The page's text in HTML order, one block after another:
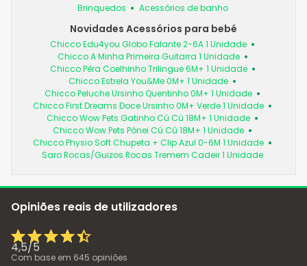
Brinquedos Acessórios de banho
Novidades Acessórios para bebé
Chicco Edu4you Globo Falante 2-6A 1 Unidade
Chicco A Minha Primeira Guitarra 1 Unidade
Chicco Pêra Coelhinho Trilingue 6M+ 1 Unidade
Chicco Estrela You&Me 0M+ 1 Unidade
Chicco Peluche Ursinho Quentinho 0M+ 1 Unidade
Chicco First Dreams Doce Ursinho 0M+ Verde 1 Unidade
Chicco Wow Pets Gatinho Cú Cú 18M+ 1 Unidade
Chicco Wow Pets Pónei Cú Cú 18M+ 1 Unidade
Chicco Physio Soft Chupeta + Clip Azul 0-6M 1 Unidade
Saro Rocas/Guizos Rocas Tremem Cadeir 1 Unidade
Opiniões reais de utilizadores
4,5/5
Com base em 645 opiniões